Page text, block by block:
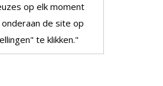
op elk moment
de site op
te klikken."